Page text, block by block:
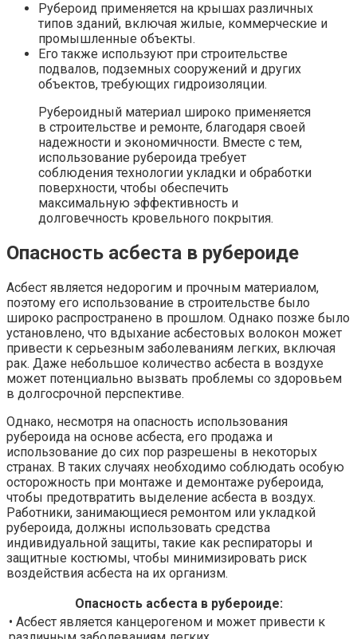
Рубероид применяется на крышах различных
типов зданий, включая жилые, коммерческие и
промышленные объекты.
Его также используют при строительстве
подвалов, подземных сооружений и других
объектов, требующих гидроизоляции.
Рубероидный материал широко применяется
в строительстве и ремонте, благодаря своей
надежности и экономичности. Вместе с тем,
использование рубероида требует
соблюдения технологии укладки и обработки
поверхности, чтобы обеспечить
максимальную эффективность и
долговечность кровельного покрытия.
Опасность асбеста в рубероиде
Асбест является недорогим и прочным материалом,
поэтому его использование в строительстве было
широко распространено в прошлом. Однако позже было
установлено, что вдыхание асбестовых волокон может
привести к серьезным заболеваниям легких, включая
рак. Даже небольшое количество асбеста в воздухе
может потенциально вызвать проблемы со здоровьем
в долгосрочной перспективе.
Однако, несмотря на опасность использования
рубероида на основе асбеста, его продажа и
использование до сих пор разрешены в некоторых
странах. В таких случаях необходимо соблюдать особую
осторожность при монтаже и демонтаже рубероида,
чтобы предотвратить выделение асбеста в воздух.
Работники, занимающиеся ремонтом или укладкой
рубероида, должны использовать средства
индивидуальной защиты, такие как респираторы и
защитные костюмы, чтобы минимизировать риск
воздействия асбеста на их организм.
Опасность асбеста в рубероиде:
• Асбест является канцерогеном и может привести к